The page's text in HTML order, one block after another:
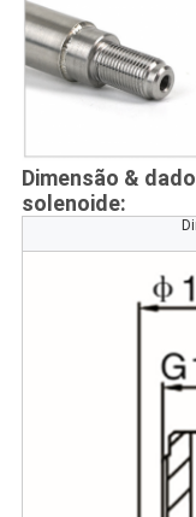
Dimensão &
solenoide: